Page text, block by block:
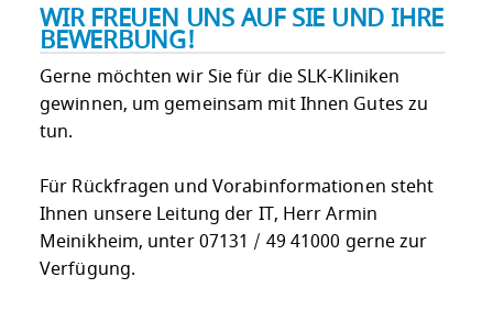
WIR FREUEN UNS AUF SIE UND IHRE
BEWERBUNG!
Gerne möchten wir Sie für die SLK-Kliniken
gewinnen, um gemeinsam mit Ihnen Gutes zu
tun.
Für Rückfragen und Vorabinformationen steht
Ihnen unsere Leitung der IT, Herr Armin
Meinikheim, unter 07131 / 49 41000 gerne zur
Verfügung.